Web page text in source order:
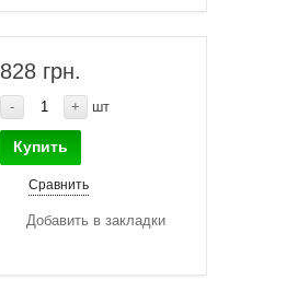
828 грн.
- + шт
Купить
Сравнить
Добавить в закладки